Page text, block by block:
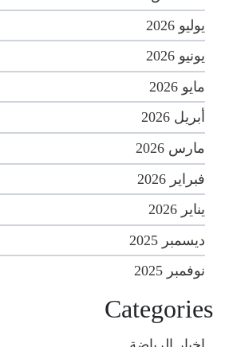
يوليو 2026
يونيو 2026
مايو 2026
أبريل 2026
مارس 2026
فبراير 2026
يناير 2026
ديسمبر 2025
نوفمبر 2025
Categories